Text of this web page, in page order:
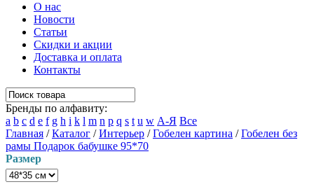
О нас
Новости
Статьи
Скидки и акции
Доставка и оплата
Контакты
Бренды по алфавиту:
a b c d e f g h i k l m n p q s t u w А-Я Все
Главная /Каталог /Интерьер /Гобелен картина /Гобелен без
рамы Подарок бабушке 95*70
Размер